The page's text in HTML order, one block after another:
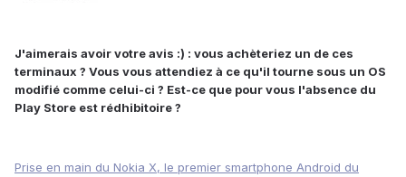
J'aimerais avoir votre avis :) : vous achèteriez un de ces
terminaux ? Vous vous attendiez à ce qu'il tourne sous un OS
modifié comme celui-ci ? Est-ce que pour vous l'absence du
Play Store est rédhibitoire ?
Prise en main du Nokia X, le premier smartphone Android du